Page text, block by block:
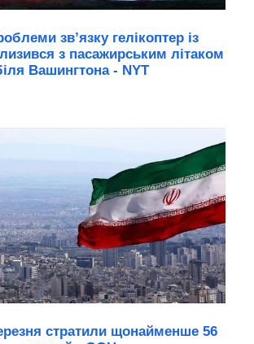
зв’язку гелікоптер із
з пасажирським літаком
Вашингтона - NYT
стратили щонайменше 56